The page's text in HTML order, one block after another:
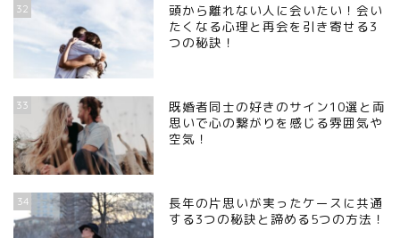
32
頭から離れない人に会いたい！会い
たくなる心理と再会を引き寄せる3
つの秘訣！
33
既婚者同士の好きのサイン10選と両
思いで心の繋がりを感じる雰囲気や
空気！
34
長年の片思いが実ったケースに共通
する3つの秘訣と諦める5つの方法！